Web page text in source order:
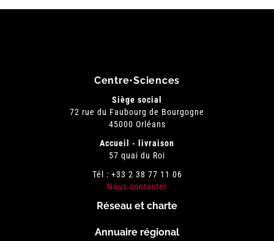
Centre•Sciences
Siège social
72 rue du Faubourg de Bourgogne
45000 Orléans
Accueil - livraison
57 quai du Roi
Tél : +33 2 38 77 11 06
Nous contacter
Réseau et charte
Annuaire régional